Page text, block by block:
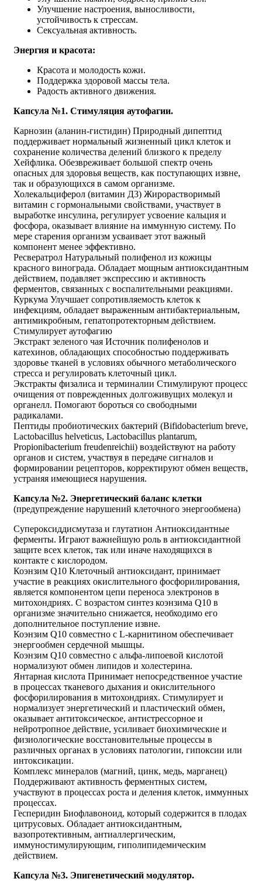
Улучшение настроения, выносливости,
устойчивость к стрессам.
Сексуальная активность.
Энергия и красота:
Красота и молодость кожи.
Поддержка здоровой массы тела.
Радость активного движения.
Капсула №1. Стимуляция аутофагии.
Карнозин (аланин-гистидин) Природный дипептид
поддерживает нормальный жизненный цикл клеток и
сохранение количества делений близкого к пределу
Хейфлика. Обезвреживает большой спектр очень
опасных для здоровья веществ, как поступающих извне,
так и образующихся в самом организме.
Холекальциферол (витамин Д3) Жирорастворимый
витамин с гормональными свойствами, участвует в
выработке инсулина, регулирует усвоение кальция и
фосфора, оказывает влияние на иммунную систему. По
мере старения организм усваивает этот важный
компонент менее эффективно.
Ресвератрол Натуральный полифенол из кожицы
красного винограда. Обладает мощным антиоксидантным
действием, подавляет экспрессию и активность
ферментов, связанных с воспалительными реакциями.
Куркума Улучшает сопротивляемость клеток к
инфекциям, обладает выраженным антибактериальным,
антимикробным, гепатопротекторным действием.
Стимулирует аутофагию
Экстракт зеленого чая Источник полифенолов и
катехинов, обладающих способностью поддерживать
здоровье тканей в условиях обычного метаболического
стресса и регулировать клеточный цикл.
Экстракты физалиса и терминалии Стимулируют процесс
очищения от поврежденных долгоживущих молекул и
органелл. Помогают бороться со свободными
радикалами.
Пептиды пробиотических бактерий (Bifidobacterium breve,
Lactobacillus helveticus, Lactobacillus plantarum,
Propionibacterium freudenreichii) воздействуют на работу
органов и систем, участвуя в передаче сигналов и
формировании рецепторов, корректируют обмен веществ,
устраняя имеющиеся нарушения.
Капсула №2. Энергетический баланс клетки
(предупреждение нарушений клеточного энергообмена)
Супероксиддисмутаза и глутатион Антиоксидантные
ферменты. Играют важнейшую роль в антиоксидантной
защите всех клеток, так или иначе находящихся в
контакте с кислородом.
Коэнзим Q10 Клеточный антиоксидант, принимает
участие в реакциях окислительного фосфорилирования,
является компонентом цепи переноса электронов в
митохондриях. С возрастом синтез коэнзима Q10 в
организме значительно снижается, необходимо его
дополнительное поступление извне.
Коэнзим Q10 совместно с L-карнитином обеспечивает
энергообмен сердечной мышцы.
Коэнзим Q10 совместно с альфа-липоевой кислотой
нормализуют обмен липидов и холестерина.
Янтарная кислота Принимает непосредственное участие
в процессах тканевого дыхания и окислительного
фосфорилирования в митохондриях. Стимулирует и
нормализует энергетический и пластический обмен,
оказывает антитоксическое, антистрессорное и
нейротропное действие, усиливает биохимические и
физиологические восстановительные процессы в
различных органах в условиях патологии, гипоксии или
интоксикации.
Комплекс минералов (магний, цинк, медь, марганец)
Поддерживают активность ферментных систем,
участвуют в процессах роста и деления клеток, иммунных
процессах.
Гесперидин Биофлавоноид, который содержится в плодах
цитрусовых. Обладает антиоксидантным,
вазопротективным, антиаллергическим,
иммуностимулирующим, гиполипидемическим
действием.
Капсула №3. Эпигенетический модулятор.